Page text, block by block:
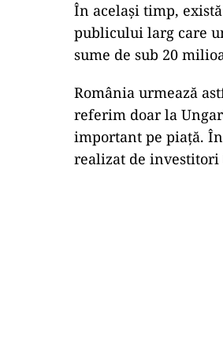
În același timp,
publicului larg care
sume de sub 20
România urmează
referim doar la
important pe piață.
realizat de investitori